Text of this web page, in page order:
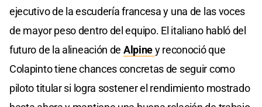
ejecutivo de la escudería francesa y una de las voces
de mayor peso dentro del equipo. El italiano habló del
futuro de la alineación de Alpiney reconoció que
Colapinto tiene chances concretas de seguir como
piloto titular si logra sostener el rendimiento mostrado